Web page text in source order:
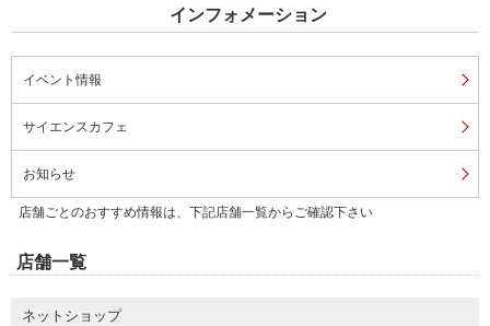
インフォメーション
イベント情報
サイエンスカフェ
お知らせ
店舗ごとのおすすめ情報は、下記店舗一覧からご確認下さい
店舗一覧
ネットショップ